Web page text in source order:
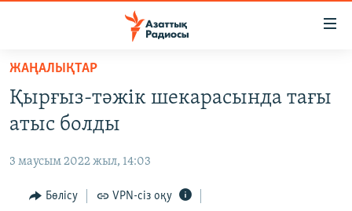
Skip
main
content
to
Navigation
САЯСАТ
ҚАҢТАР ОҚИҒАСЫ
АДАМ ҚҰҚЫҚТАРЫ
ЖАҢАЛЫҚТАР
Қырғыз-тәжік шекарасында тағы
атыс болды
3 маусым 2022 жыл, 14:03
Бөлісу VPN-сіз оқу